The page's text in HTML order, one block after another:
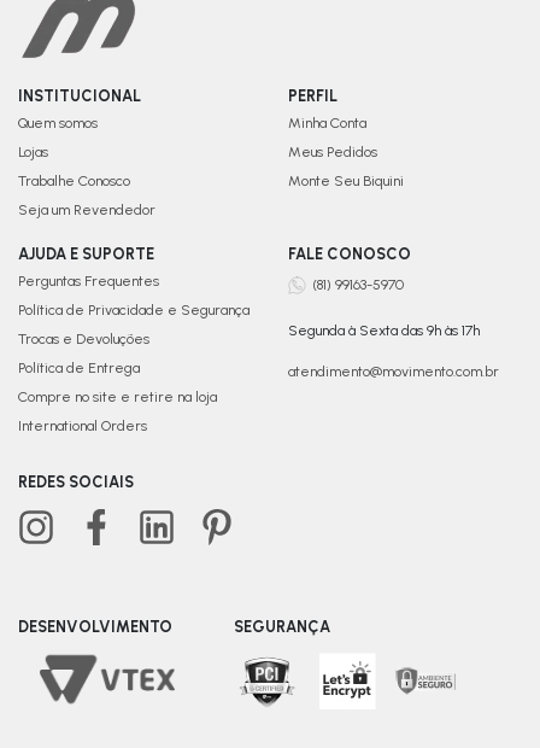
INSTITUCIONAL
Quem somos
Lojas
Trabalhe Conosco
Seja um Revendedor
PERFIL
Minha Conta
Meus Pedidos
Monte Seu Biquini
AJUDA E SUPORTE
Perguntas Frequentes
Política de Privacidade e Segurança
Trocas e Devoluções
Política de Entrega
Compre no site e retire na loja
International Orders
FALE CONOSCO
(81) 99163-5970
Segunda à Sexta das 9h às 17h
atendimento@movimento.com.br
REDES SOCIAIS
DESENVOLVIMENTO SEGURANÇA